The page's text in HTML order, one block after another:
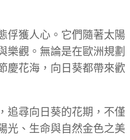
俘獲人心。它們隨著太陽
樂觀。無論是在歐洲規劃
慶花海，向日葵都帶來歡
追尋向日葵的花期，不僅
光、生命與自然金色之美